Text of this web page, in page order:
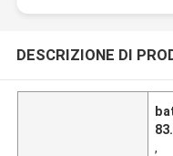
DESCRIZIONE DI
,